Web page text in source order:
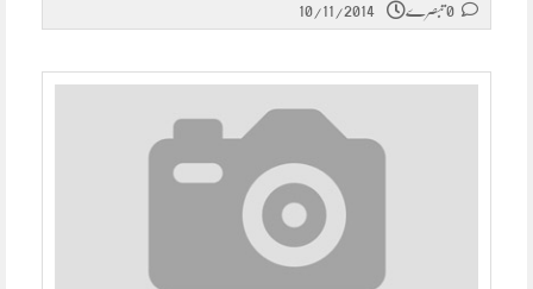
10/11/2014